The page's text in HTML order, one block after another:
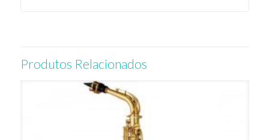
Produtos Relacionados